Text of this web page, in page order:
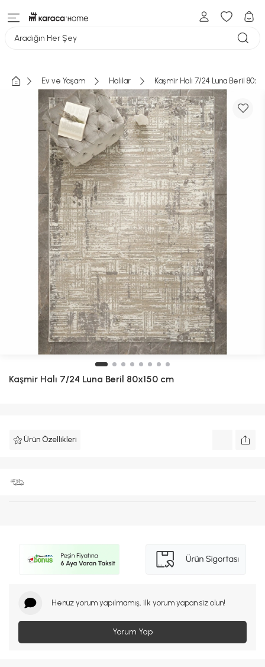
Aradığın Her Şey
Ev ve Yaşam Halılar Kaşmir Halı 7/24 Luna Beril
Kaşmir Halı 7/24 Luna Beril 80x150 cm
Ürün Özellikleri
Henüz yorum yapılmamış, ilk yorum yapan siz olun!
Yorum Yap